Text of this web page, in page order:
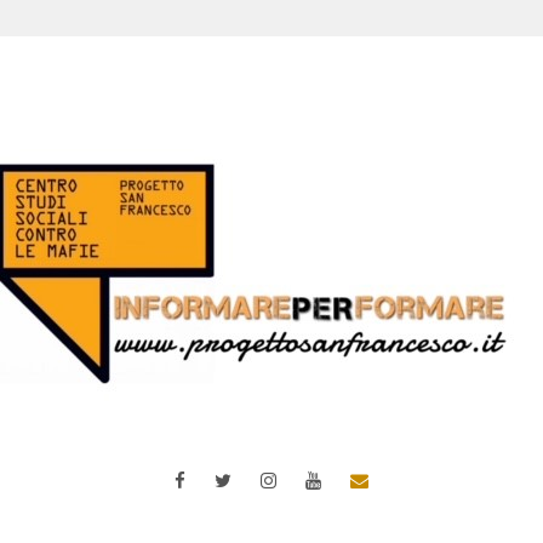
FacebookTwitterInstagramYouTubeEmail